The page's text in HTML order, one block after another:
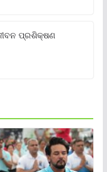
ପ୍ରଶିକ୍ଷଣ